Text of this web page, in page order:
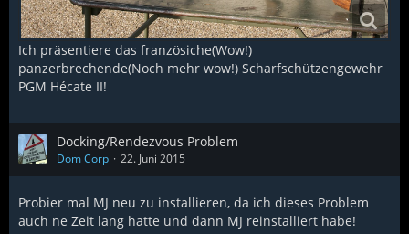
Ich präsentiere das französiche(Wow!)
panzerbrechende(Noch mehr wow!) Scharfschützengewehr
PGM Hécate II!
Docking/Rendezvous Problem
Dom Corp 22. Juni 2015
Probier mal MJ neu zu installieren, da ich dieses Problem
auch ne Zeit lang hatte und dann MJ reinstalliert habe!